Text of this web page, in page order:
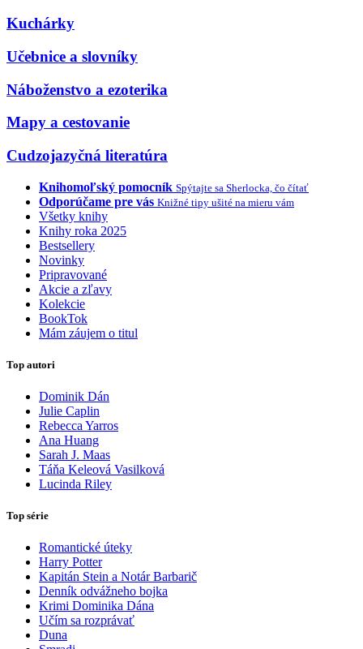
Kuchárky
Učebnice a slovníky
Náboženstvo a ezoterika
Mapy a cestovanie
Cudzojazyčná literatúra
Knihomoľský pomocník Spýtajte sa Sherlocka, čo čítať
Odporúčame pre vás Knižné tipy ušité na mieru vám
Všetky knihy
Knihy roka 2025
Bestsellery
Novinky
Pripravované
Akcie a zľavy
Kolekcie
BookTok
Mám záujem o titul
Top autori
Dominik Dán
Julie Caplin
Rebecca Yarros
Ana Huang
Sarah J. Maas
Táňa Keleová Vasilková
Lucinda Riley
Top série
Romantické úteky
Harry Potter
Kapitán Stein a Notár Barbarič
Denník odvážneho bojka
Krimi Dominika Dána
Učím sa rozprávať
Duna